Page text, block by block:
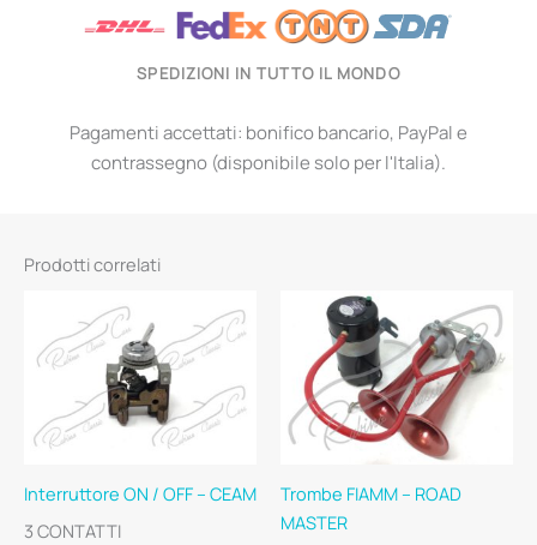
SPEDIZIONI IN TUTTO IL MONDO
Pagamenti accettati: bonifico bancario, PayPal e
contrassegno (disponibile solo per l'Italia).
Prodotti correlati
Interruttore ON / OFF – CEAM
3 CONTATTI
Trombe FIAMM – ROAD
MASTER